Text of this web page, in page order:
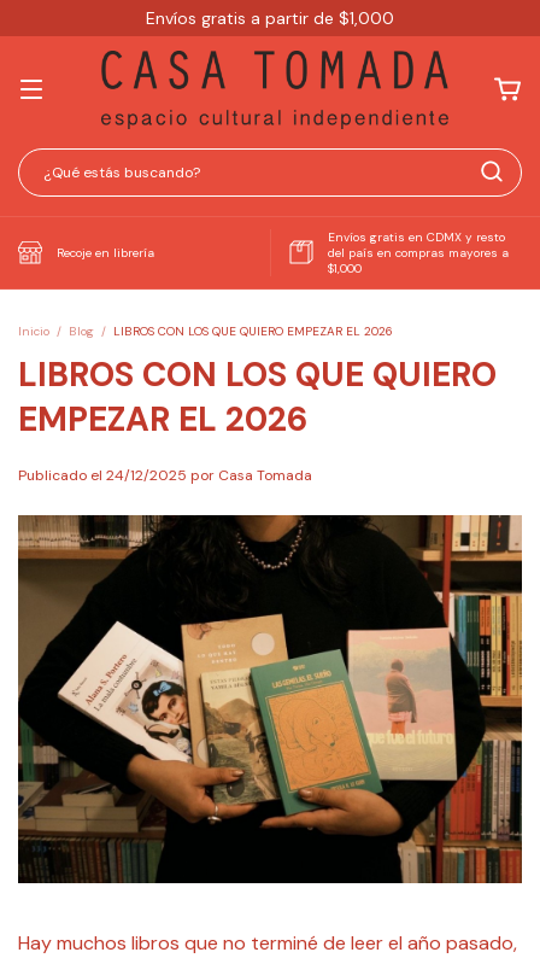
Envíos gratis a partir de $1,000
Recoje en librería
Envíos gratis en CDMX y resto
del país en compras mayores a
$1,000
Inicio / Blog / LIBROS CON LOS QUE QUIERO EMPEZAR EL 2026
LIBROS CON LOS QUE QUIERO
EMPEZAR EL 2026
Publicado el 24/12/2025 por Casa Tomada
Hay muchos libros que no terminé de leer el año pasado,